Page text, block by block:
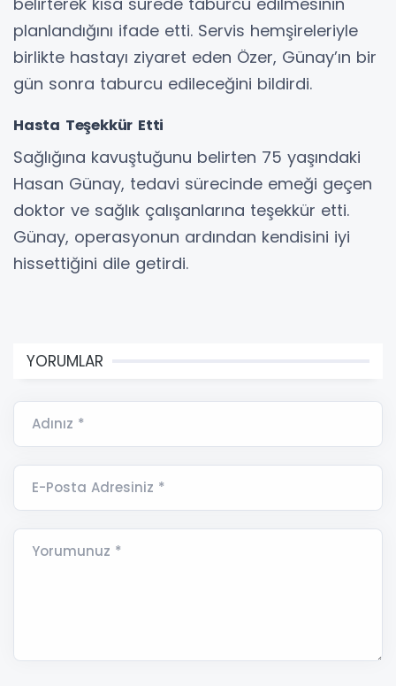
planlandığını ifade etti. Servis hemşireleriyle
birlikte hastayı ziyaret eden Özer, Günay’ın bir
gün sonra taburcu edileceğini bildirdi.
Hasta Teşekkür Etti
Sağlığına kavuştuğunu belirten 75 yaşındaki
Hasan Günay, tedavi sürecinde emeği geçen
doktor ve sağlık çalışanlarına teşekkür etti.
Günay, operasyonun ardından kendisini iyi
hissettiğini dile getirdi.
YORUMLAR
Adınız *
E-Posta Adresiniz *
Yorumunuz *